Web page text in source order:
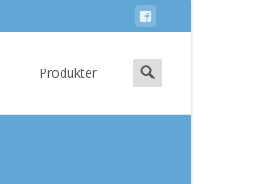
Produkter
Search
for: